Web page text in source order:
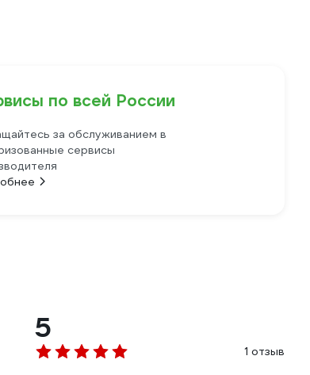
по всей России
за обслуживанием в
сервисы
5
1 отзыв